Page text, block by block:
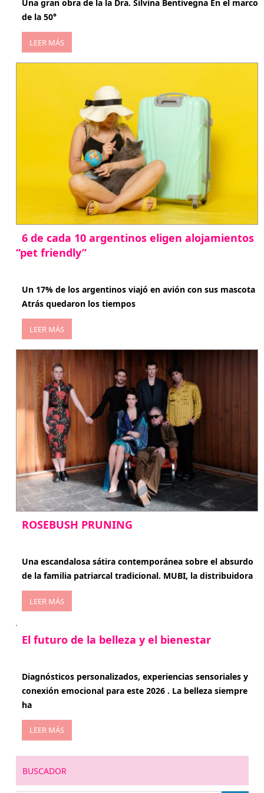
Una gran obra de la la Dra. Silvina Bentivegna En el marco
de la 50°
LEER MÁS
6 de cada 10 argentinos eligen alojamientos
“pet friendly”
Un 17% de los argentinos viajó en avión con sus mascota
Atrás quedaron los tiempos
LEER MÁS
ROSEBUSH PRUNING
Una escandalosa sátira contemporánea sobre el absurdo
de la familia patriarcal tradicional. MUBI, la distribuidora
LEER MÁS
El futuro de la belleza y el bienestar
Diagnósticos personalizados, experiencias sensoriales y
conexión emocional para este 2026 . La belleza siempre
ha
LEER MÁS
BUSCADOR